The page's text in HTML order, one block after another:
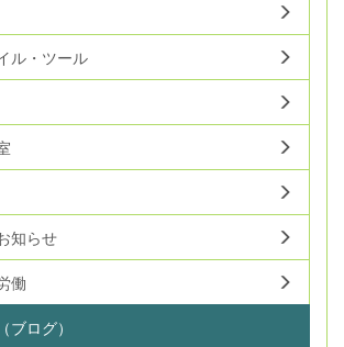
ル・ツール
知らせ
働
ブログ）